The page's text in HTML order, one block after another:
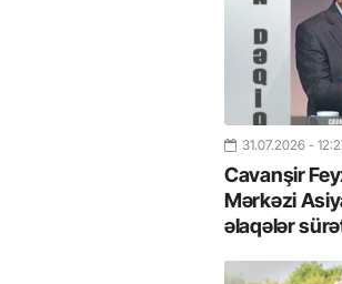
31.07.2026 -
Cavanşir
Mərkəzi
əlaqələr